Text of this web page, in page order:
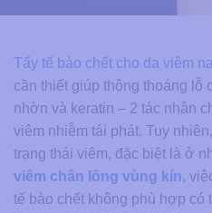
Tẩy tế bào chết cho da viêm
cần thiết giúp thông thoáng lỗ
nhờn và keratin – 2 tác nhân
viêm nhiễm tái phát. Tuy
trạng thái viêm, đặc biệt là ở
viêm chân lông vùng kín,
tế bào chết không phù hợp có